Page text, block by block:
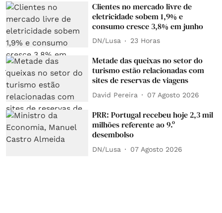
Clientes no mercado livre de
eletricidade sobem 1,9% e
consumo cresce 3,8% em junho
DN/Lusa 23 Horas
Metade das queixas no setor do
turismo estão relacionadas com
sites de reservas de viagens
David Pereira 07 Agosto 2026
PRR: Portugal recebeu hoje 2,3 mil
milhões referente ao 9.º
desembolso
DN/Lusa 07 Agosto 2026